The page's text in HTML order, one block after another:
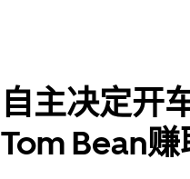
自主决定开
Tom Bean